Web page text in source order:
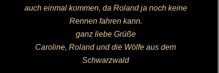
auch einmal kommen, da Roland ja noch keine
Rennen fahren kann.
ganz liebe Grüße
Caroline, Roland und die Wölfe aus dem
Schwarzwald